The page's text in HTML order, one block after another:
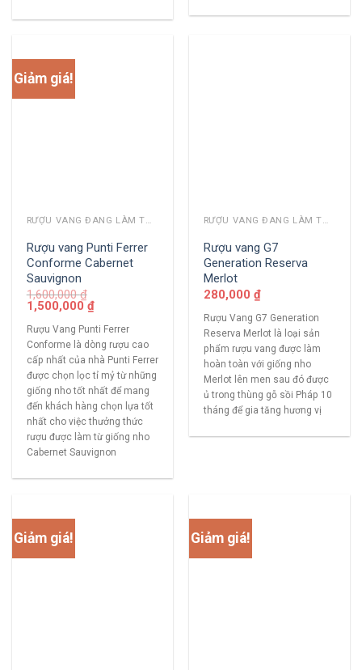
Giảm giá!
RƯỢU VANG ĐANG LÀM THỊ TRƯỜNG
Rượu vang Punti Ferrer
Conforme Cabernet
Sauvignon
1,600,000₫
1,500,000₫
Rượu Vang Punti Ferrer
Conforme là dòng rượu cao
cấp nhất của nhà Punti Ferrer
được chọn lọc tỉ mỷ từ những
giống nho tốt nhất để mang
đến khách hàng chọn lựa tốt
nhất cho việc thưởng thức
rượu được làm từ giống nho
Cabernet Sauvignon
RƯỢU VANG ĐANG LÀM THỊ TRƯỜNG
Rượu vang G7
Generation Reserva
Merlot
280,000 ₫
Rượu Vang G7 Generation
Reserva Merlot là loại sản
phẩm rượu vang được làm
hoàn toàn với giống nho
Merlot lên men sau đó được
ủ trong thùng gỗ sồi Pháp 10
tháng để gia tăng hương vị
Giảm giá! Giảm giá!